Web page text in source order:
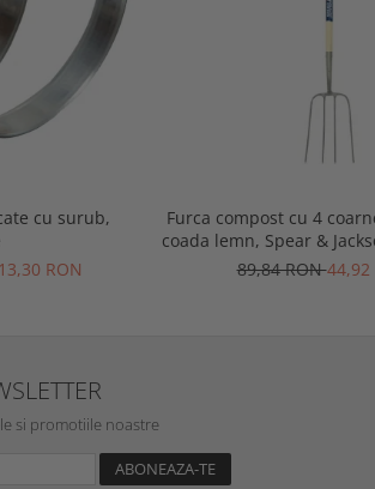
cu surub,
RON
Furca compost cu 4
coada lemn, Spear &
Professional
89,84 RON44,92
si promotiile noastre